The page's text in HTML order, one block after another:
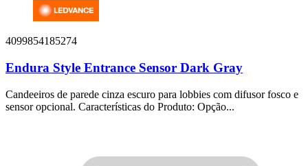
4099854185274
Endura Style Entrance Sensor Dark Gray
Candeeiros de parede cinza escuro para lobbies com difusor fosco e
sensor opcional. Características do Produto: Opção...